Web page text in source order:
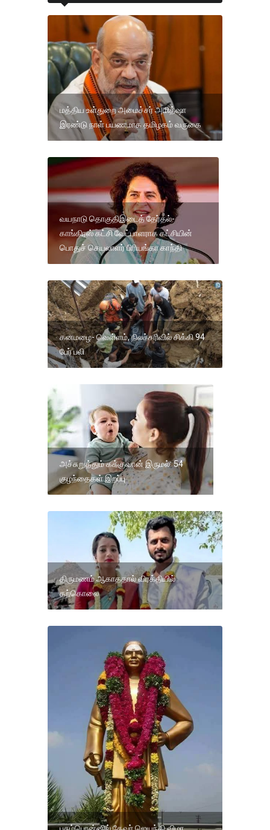
மத்திய உள்துறை அமைச்சர் அமித்ஷா
இரண்டு நாள் பயணமாக தமிழகம் வருகை
வயநாடு தொகுதிஇடைத் தேர்தல்-
காங்கிரஸ் கட்சி வேட்பாளராக கட்சியின்
பொதுச் செயலாளர் பிரியங்கா காந்தி
கனமழை- வெள்ளம், நிலச்சரிவில் சிக்கி 94
பேர் பலி
அச்சுறுத்தும் கக்குவான் இருமல்: 54
குழந்தைகள் இறப்பு
திருமணம் ஆகாததால் விரக்தியில்
தற்கொலை